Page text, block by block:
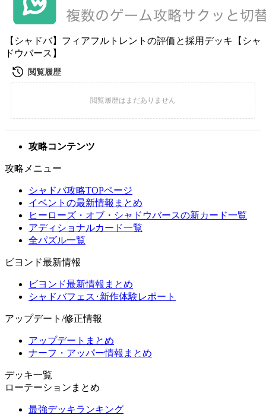
【シャドバ】フィアフルトレントの評価と採用デッキ【シャ
ドウバース】
攻略コンテンツ
攻略メニュー
シャドバ攻略TOPページ
イベントの最新情報まとめ
ヒーローズ・オブ・シャドウバースの新カード一覧
アディショナルカード一覧
全パズル一覧
ビヨンド最新情報
ビヨンド最新情報まとめ
シャドバフェス･新作体験レポート
アップデート/修正情報
アップデートまとめ
ナーフ・アッパー情報まとめ
デッキ一覧
ローテーションまとめ
最強デッキランキング